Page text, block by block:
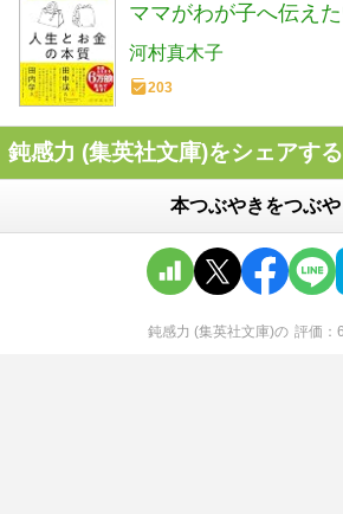
ママがわが子へ伝え
本質
河村真木子
203
鈍感力 (集英社文庫)をシェアする
本つぶやきをつぶや
鈍感力 (集英社文庫)の 評価